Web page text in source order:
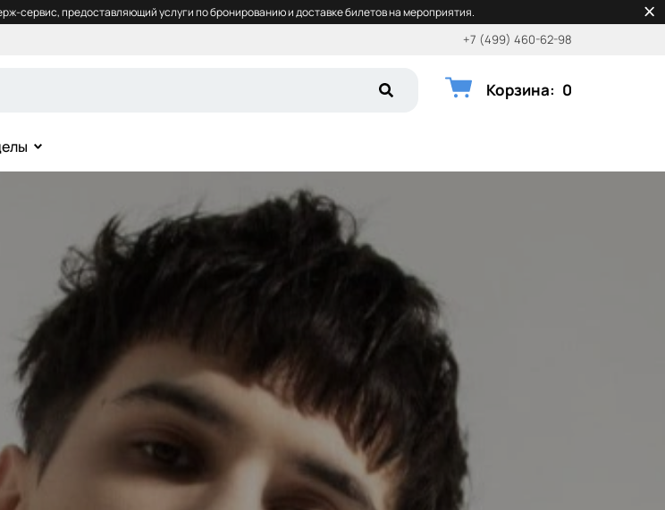
сервис, предоставляющий услуги по бронированию и доставке билетов на мероприятия.
+7 (499) 460-62-98
Корзина: 0